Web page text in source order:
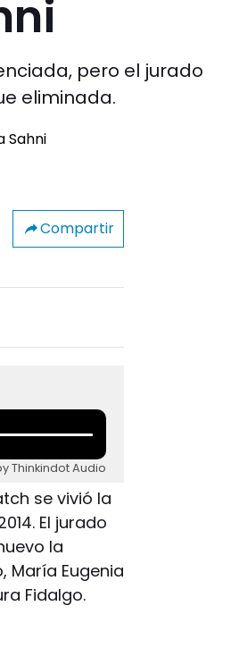
pero el jurado
eliminada.
Compartir
Thinkindot Audio
se vivió la
El jurado
la
María Eugenia
Fidalgo.